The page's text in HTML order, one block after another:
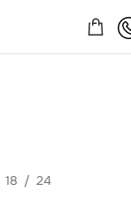
18 24